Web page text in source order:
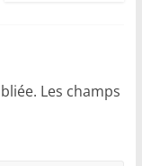
Les champs